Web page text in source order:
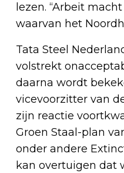
lezen. “Arbeit
waarvan het
Tata Steel
volstrekt
daarna wordt
vicevoorzitter van
zijn reactie
Groen Staal-plan
onder andere
kan overtuigen dat